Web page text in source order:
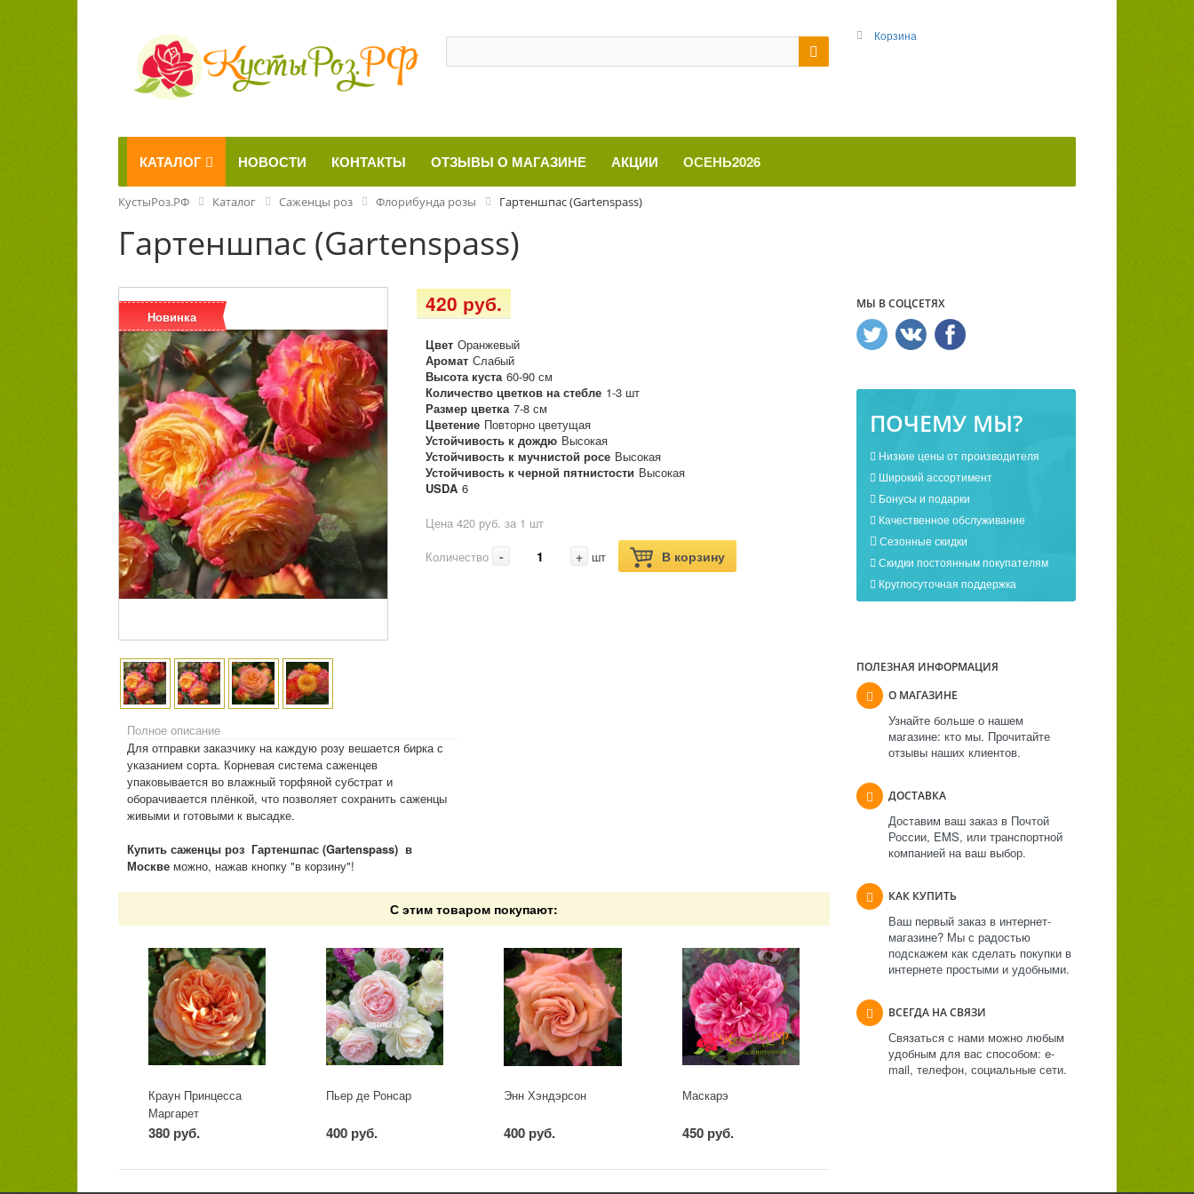
Корзина
КАТАЛОГ НОВОСТИ КОНТАКТЫ ОТЗЫВЫ О МАГАЗИНЕ АКЦИИ ОСЕНЬ2026
КустыРоз.РФ Каталог Саженцы роз Флорибунда розы Гартеншпас (Gartenspass)
Гартеншпас (Gartenspass)
Новинка
420 руб.
Цвет Оранжевый
Аромат Слабый
Высота куста 60-90 см
Количество цветков на стебле 1-3 шт
Размер цветка 7-8 см
Цветение Повторно цветущая
Устойчивость к дождю Высокая
Устойчивость к мучнистой росе Высокая
Устойчивость к черной пятнистости Высокая
USDA 6
Цена 420 руб. за 1 шт
Количество
- + шт В корзину
Полное описание
Для отправки заказчику на каждую розу вешается бирка с
указанием сорта. Корневая система саженцев
упаковывается во влажный торфяной субстрат и
оборачивается плёнкой, что позволяет сохранить саженцы
живыми и готовыми к высадке.
Купить саженцы роз Гартеншпас (Gartenspass) в
Москве можно, нажав кнопку "в корзину"!
С этим товаром покупают:
Краун Принцесса
Маргарет
380 руб.
Пьер де Ронсар
400 руб.
Энн Хэндэрсон
400 руб.
Маскарэ
450 руб.
МЫ В СОЦСЕТЯХ
ПОЧЕМУ МЫ?
Низкие цены от производителя
Широкий ассортимент
Бонусы и подарки
Качественное обслуживание
Сезонные скидки
Скидки постоянным покупателям
Круглосуточная поддержка
ПОЛЕЗНАЯ ИНФОРМАЦИЯ
О МАГАЗИНЕ
Узнайте больше о нашем
магазине: кто мы. Прочитайте
отзывы наших клиентов.
ДОСТАВКА
Доставим ваш заказ в Почтой
России, EMS, или транспортной
компанией на ваш выбор.
КАК КУПИТЬ
Ваш первый заказ в интернет-
магазине? Мы с радостью
подскажем как сделать покупки в
интернете простыми и удобными.
ВСЕГДА НА СВЯЗИ
Связаться с нами можно любым
удобным для вас способом: e-
mail, телефон, социальные сети.